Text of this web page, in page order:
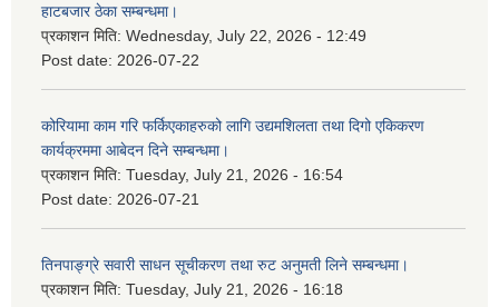
हाटबजार ठेका सम्बन्धमा।
प्रकाशन मिति: Wednesday, July 22, 2026 - 12:49
Post date: 2026-07-22
कोरियामा काम गरि फर्किएकाहरुको लागि उद्यमशिलता तथा दिगो एकिकरण
कार्यक्रममा आबेदन दिने सम्बन्धमा।
प्रकाशन मिति: Tuesday, July 21, 2026 - 16:54
Post date: 2026-07-21
तिनपाङ्ग्रे सवारी साधन सूचीकरण तथा रुट अनुमती लिने सम्बन्धमा।
प्रकाशन मिति: Tuesday, July 21, 2026 - 16:18